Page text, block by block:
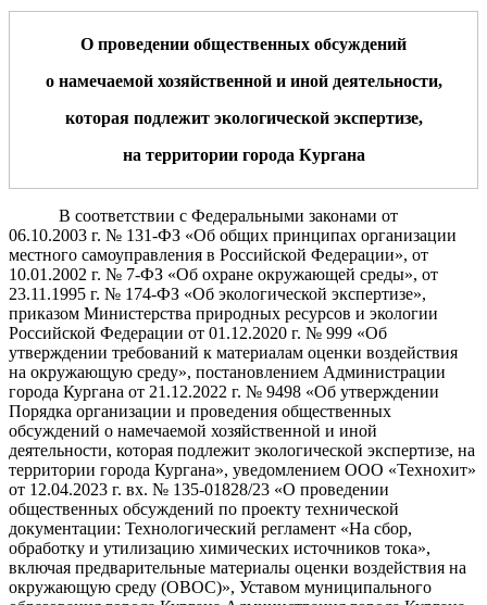
О проведении общественных обсуждений
о намечаемой хозяйственной и иной деятельности,
которая подлежит экологической экспертизе,
на территории города Кургана
В соответствии с Федеральными законами от
06.10.2003 г. № 131-ФЗ «Об общих принципах организации
местного самоуправления в Российской Федерации», от
10.01.2002 г. № 7-ФЗ «Об охране окружающей среды», от
23.11.1995 г. № 174-ФЗ «Об экологической экспертизе»,
приказом Министерства природных ресурсов и экологии
Российской Федерации от 01.12.2020 г. № 999 «Об
утверждении требований к материалам оценки воздействия
на окружающую среду», постановлением Администрации
города Кургана от 21.12.2022 г. № 9498 «Об утверждении
Порядка организации и проведения общественных
обсуждений о намечаемой хозяйственной и иной
деятельности, которая подлежит экологической экспертизе, на
территории города Кургана», уведомлением ООО «Технохит»
от 12.04.2023 г. вх. № 135-01828/23 «О проведении
общественных обсуждений по проекту технической
документации: Технологический регламент «На сбор,
обработку и утилизацию химических источников тока»,
включая предварительные материалы оценки воздействия на
окружающую среду (ОВОС)», Уставом муниципального